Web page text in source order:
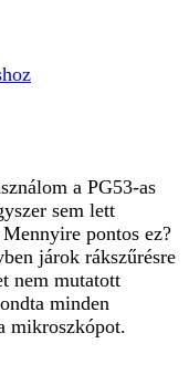
a PG53-as
sem lett
pontos ez?
járok rákszűrésre
nem mutatott
minden
mikroszkópot.